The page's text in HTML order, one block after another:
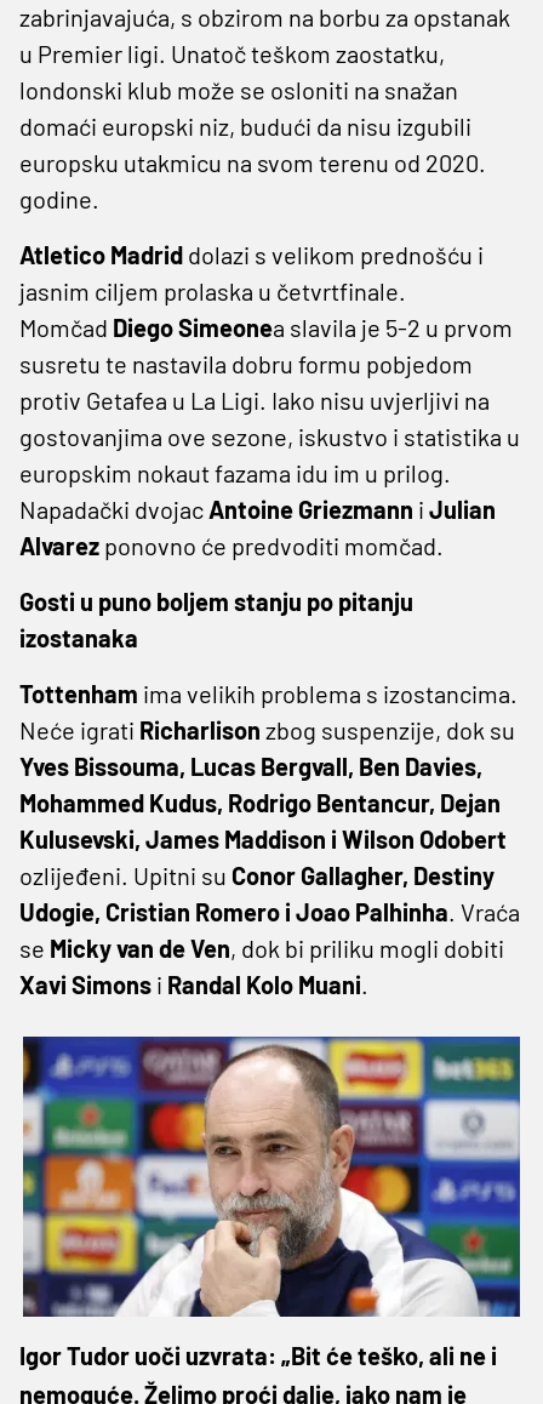
zabrinjavajuća, s obzirom na borbu za opstanak
u Premier ligi. Unatoč teškom zaostatku,
londonski klub može se osloniti na snažan
domaći europski niz, budući da nisu izgubili
europsku utakmicu na svom terenu od 2020.
godine.
Atletico Madrid dolazi s velikom prednošću i
jasnim ciljem prolaska u četvrtfinale.
Momčad Diego Simeonea slavila je 5-2 u prvom
susretu te nastavila dobru formu pobjedom
protiv Getafea u La Ligi. Iako nisu uvjerljivi na
gostovanjima ove sezone, iskustvo i statistika u
europskim nokaut fazama idu im u prilog.
Napadački dvojac Antoine Griezmann i Julian
Alvarez ponovno će predvoditi momčad.
Gosti u puno boljem stanju po pitanju
izostanaka
Tottenham ima velikih problema s izostancima.
Neće igrati Richarlison zbog suspenzije, dok su
Yves Bissouma, Lucas Bergvall, Ben Davies,
Mohammed Kudus, Rodrigo Bentancur, Dejan
Kulusevski, James Maddison i Wilson Odobert
ozlijeđeni. Upitni su Conor Gallagher, Destiny
Udogie, Cristian Romero i Joao Palhinha. Vraća
se Micky van de Ven, dok bi priliku mogli dobiti
Xavi Simons i Randal Kolo Muani.
Igor Tudor uoči uzvrata: „Bit će teško, ali ne i
nemoguće. Želimo proći dalje, iako nam je